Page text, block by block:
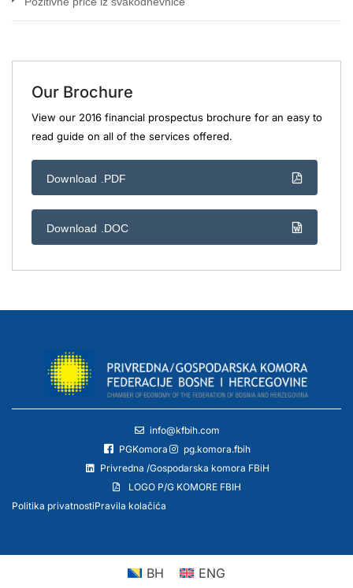
Our Brochure
View our 2016 financial prospectus brochure for an easy to
read guide on all of the services offered.
Download .PDF
Download .DOC
info@kfbih.com
PGKomora
pg.komora.fbih
Privredna /Gospodarska komora FBiH
LOGO P/G KOMORE FBIH
Politika privatnostiPravila kolačića
BH ENG